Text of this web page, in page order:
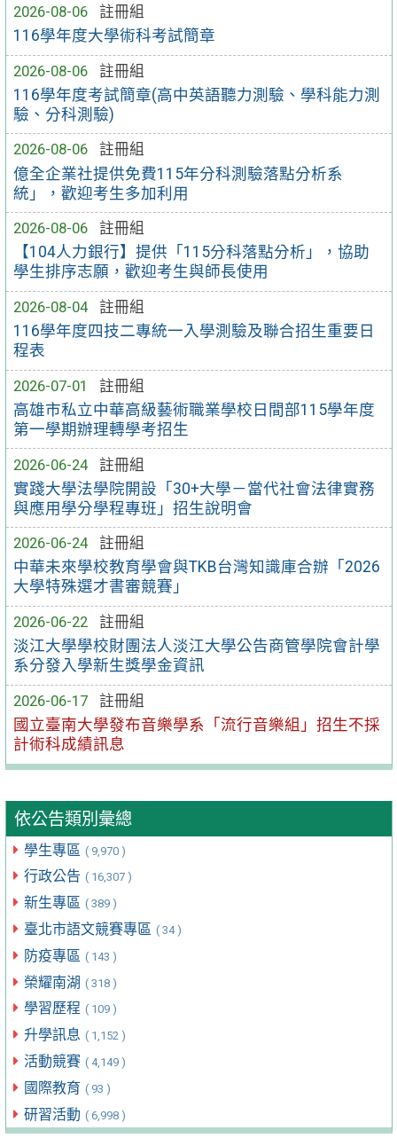
2026-08-06
註冊組
116學年度大學術科考試簡章
2026-08-06
註冊組
116學年度考試簡章(高中英語聽力測驗、學科能力測
驗、分科測驗)
2026-08-06
註冊組
億全企業社提供免費115年分科測驗落點分析系
統」，歡迎考生多加利用
2026-08-06
註冊組
【104人力銀行】提供「115分科落點分析」，協助
學生排序志願，歡迎考生與師長使用
2026-08-04
註冊組
116學年度四技二專統一入學測驗及聯合招生重要日
程表
2026-07-01
註冊組
高雄市私立中華高級藝術職業學校日間部115學年度
第一學期辦理轉學考招生
2026-06-24
註冊組
實踐大學法學院開設「30+大學－當代社會法律實務
與應用學分學程專班」招生說明會
2026-06-24
註冊組
中華未來學校教育學會與TKB台灣知識庫合辦「2026
大學特殊選才書審競賽」
2026-06-22
註冊組
淡江大學學校財團法人淡江大學公告商管學院會計學
系分發入學新生獎學金資訊
2026-06-17
註冊組
國立臺南大學發布音樂學系「流行音樂組」招生不採
計術科成績訊息
依公告類別彙總
學生專區 ( 9,970 )
行政公告 ( 16,307 )
新生專區 ( 389 )
臺北市語文競賽專區 ( 34 )
防疫專區 ( 143 )
榮耀南湖 ( 318 )
學習歷程 ( 109 )
升學訊息 ( 1,152 )
活動競賽 ( 4,149 )
國際教育 ( 93 )
研習活動 ( 6,998 )